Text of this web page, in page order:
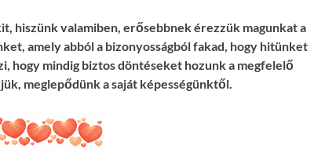
hiszünk valamiben, erősebbnek érezzük magunkat a
amely abból a bizonyosságból fakad, hogy hitünket
hogy mindig biztos döntéseket hozunk a megfelelő
meglepődünk a saját képességünktől.